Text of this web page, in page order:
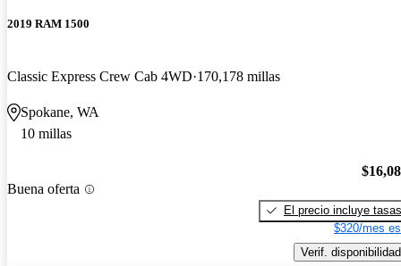
2019 RAM 1500
Classic Express Crew Cab 4WD 170,178 millas
Spokane, WA
10 millas
Buena oferta
El precio incluye tasas
$320/mes
Verif. disponibilidad